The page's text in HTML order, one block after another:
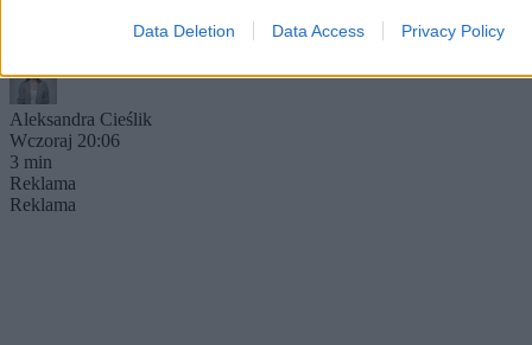
Data Deletion Data Access Privacy Policy
bada okoliczności zdarzenia pod nadzorem prokuratury.
Aleksandra Cieślik
Wczoraj 20:06
3 min
Reklama
Reklama